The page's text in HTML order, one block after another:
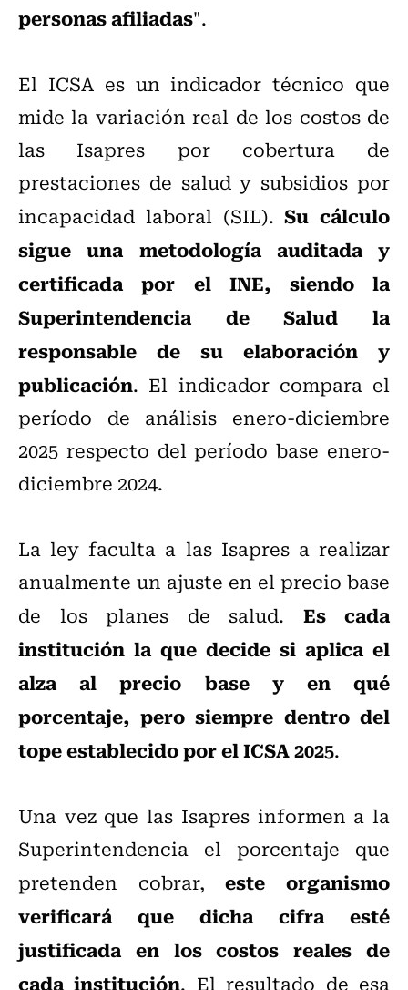
personas afiliadas".
El ICSA es un indicador técnico que
mide la variación real de los costos de
las Isapres por cobertura de
prestaciones de salud y subsidios por
incapacidad laboral (SIL).Su cálculo
sigue una metodología auditada y
certificada por el INE, siendo la
Superintendencia de Salud la
responsable de su elaboración y
publicación. El indicador compara el
período de análisis enero-diciembre
2025 respecto del período base enero-
diciembre 2024.
La ley faculta a las Isapres a realizar
anualmente un ajuste en el precio base
de los planes de salud. Es cada
institución la que decide si aplica el
alza al precio base y en qué
porcentaje, pero siempre dentro del
tope establecido por el ICSA 2025.
Una vez que las Isapres informen a la
Superintendencia el porcentaje que
pretenden cobrar,este organismo
verificará que dicha cifra esté
justificada en los costos reales de
cada institución. El resultado de esa